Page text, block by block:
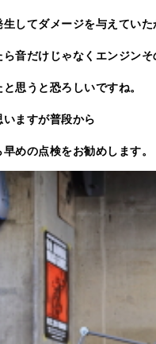
してダメージを与えていた
音だけじゃなくエンジン
思うと恐ろしいですね。
ますが普段から
めの点検をお勧めします。